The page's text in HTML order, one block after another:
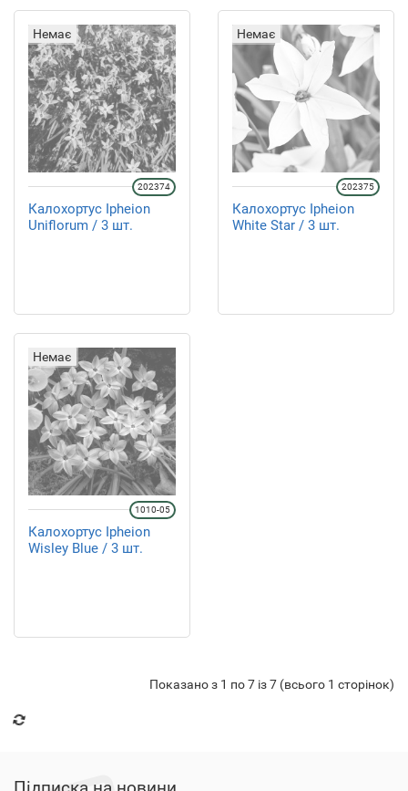
Немає
Калохортус Ipheion
Uniflorum / 3 шт.
202374
Немає
Калохортус Ipheion
White Star / 3 шт.
202375
Немає
Калохортус Ipheion
Wisley Blue / 3 шт.
1010-05
Показано з 1 по 7 із 7 (всього 1 сторінок)